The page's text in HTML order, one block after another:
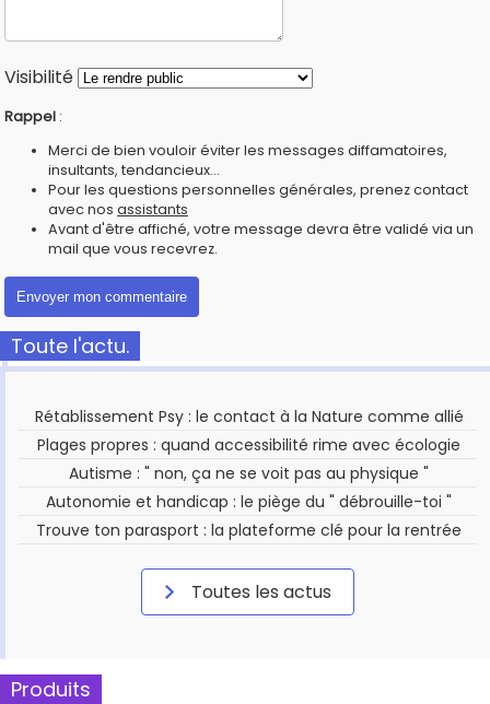
Visibilité
Rappel :
Merci de bien vouloir éviter les messages diffamatoires,
insultants, tendancieux...
Pour les questions personnelles générales, prenez contact
avec nos assistants
Avant d'être affiché, votre message devra être validé via un
mail que vous recevrez.
Toute l'actu.
Rétablissement Psy : le contact à la Nature comme allié
Plages propres : quand accessibilité rime avec écologie
Autisme : " non, ça ne se voit pas au physique "
Autonomie et handicap : le piège du " débrouille-toi "
Trouve ton parasport : la plateforme clé pour la rentrée
Toutes les actus
Produits